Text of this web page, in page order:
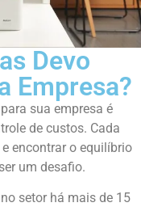
Devo
Empresa?
sua empresa é
de custos. Cada
encontrar o equilíbrio
um desafio.
setor há mais de 15